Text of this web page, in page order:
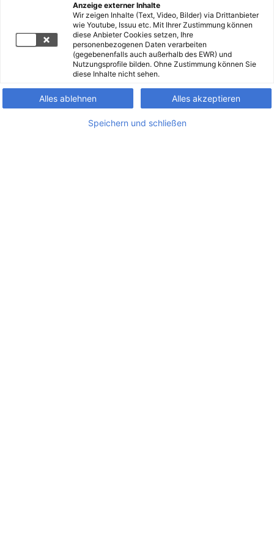
Anzeige externer Inhalte
Wir zeigen Inhalte (Text, Video, Bilder) via Drittanbieter
wie Youtube, Issuu etc. Mit Ihrer Zustimmung können
diese Anbieter Cookies setzen, Ihre
personenbezogenen Daten verarbeiten
(gegebenenfalls auch außerhalb des EWR) und
Nutzungsprofile bilden. Ohne Zustimmung können Sie
diese Inhalte nicht sehen.
Alles ablehnen Alles akzeptieren
Speichern und schließen